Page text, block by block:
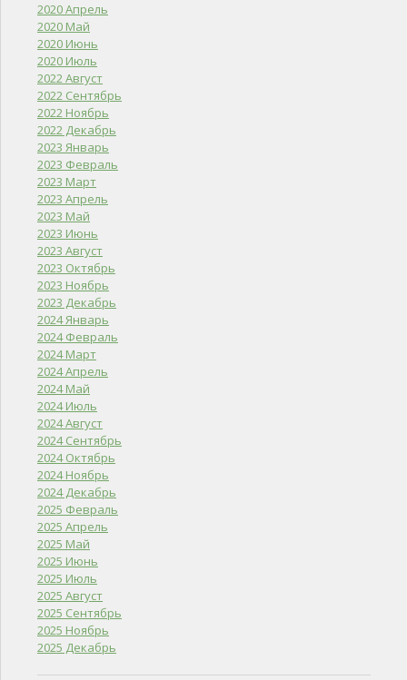
2020 Апрель
2020 Май
2020 Июнь
2020 Июль
2022 Август
2022 Сентябрь
2022 Ноябрь
2022 Декабрь
2023 Январь
2023 Февраль
2023 Март
2023 Апрель
2023 Май
2023 Июнь
2023 Август
2023 Октябрь
2023 Ноябрь
2023 Декабрь
2024 Январь
2024 Февраль
2024 Март
2024 Апрель
2024 Май
2024 Июль
2024 Август
2024 Сентябрь
2024 Октябрь
2024 Ноябрь
2024 Декабрь
2025 Февраль
2025 Апрель
2025 Май
2025 Июнь
2025 Июль
2025 Август
2025 Сентябрь
2025 Ноябрь
2025 Декабрь